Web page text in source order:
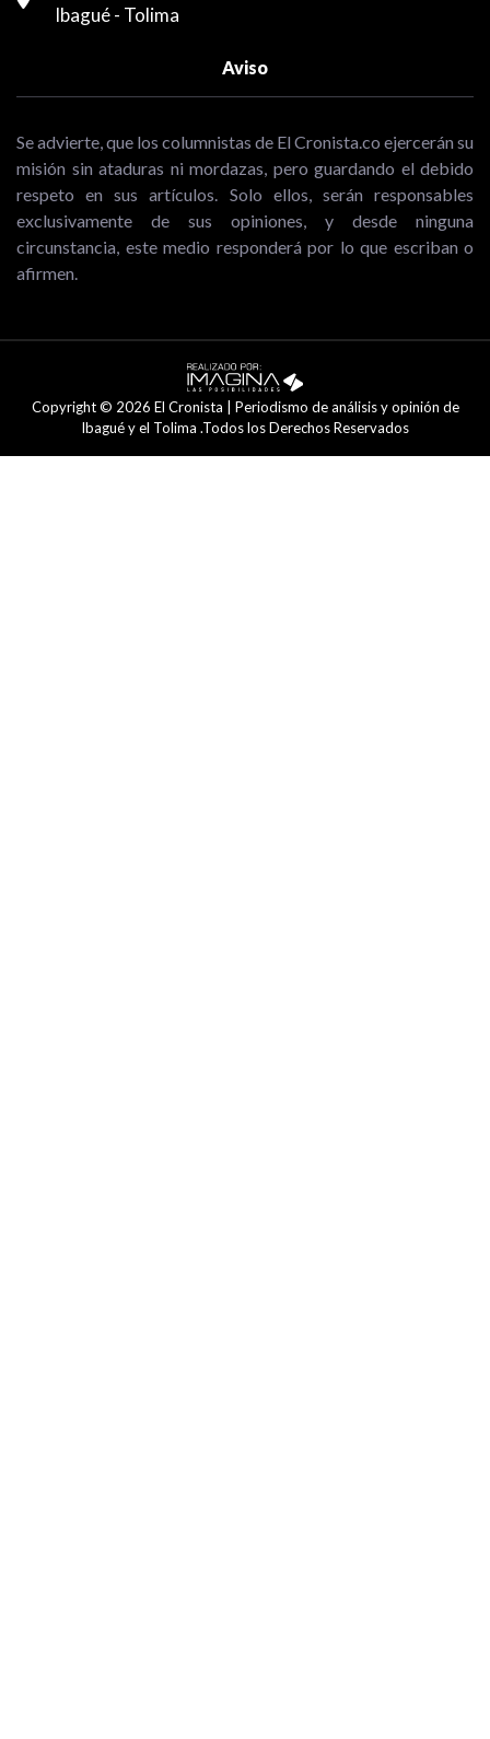
Ibagué - Tolima
Aviso
Se advierte, que los columnistas de El Cronista.co ejercerán su
misión sin ataduras ni mordazas, pero guardando el debido
respeto en sus artículos. Solo ellos, serán responsables
exclusivamente de sus opiniones, y desde ninguna
circunstancia, este medio responderá por lo que escriban o
afirmen.
Copyright © 2026 El Cronista | Periodismo de análisis y opinión de
Ibagué y el Tolima .Todos los Derechos Reservados